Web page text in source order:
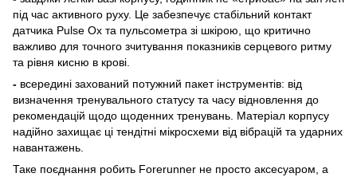
під час активного руху. Це забезпечує стабільний контакт
датчика Pulse Ox та пульсометра зі шкірою, що критично
важливо для точного зчитування показників серцевого ритму
та рівня кисню в крові.
- всередині захований потужний пакет інструментів: від
визначення тренувального статусу та часу відновлення до
рекомендацій щодо щоденних тренувань. Матеріал корпусу
надійно захищає ці тендітні мікросхеми від вібрацій та ударних
навантажень.
Таке поєднання робить Forerunner не просто аксесуаром, а